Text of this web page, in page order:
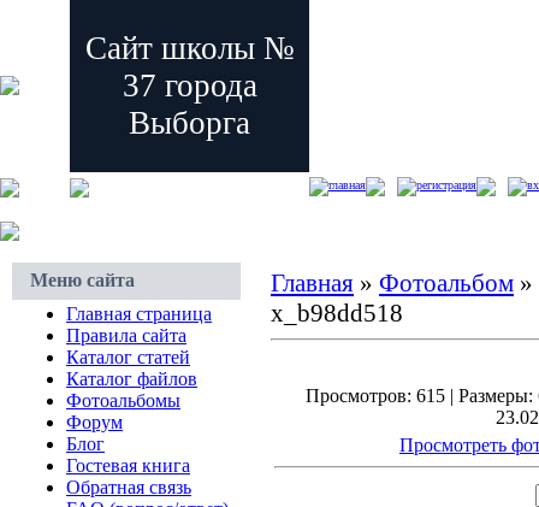
Сайт школы №
37 города
Выборга
главная регистрация
Меню сайта
Главная страница
Правила сайта
Каталог статей
Каталог файлов
Фотоальбомы
Форум
Блог
Гостевая книга
Обратная связь
Главная » Фотоальбом »
x_b98dd518
Просмотров: 615 |
Просмотреть